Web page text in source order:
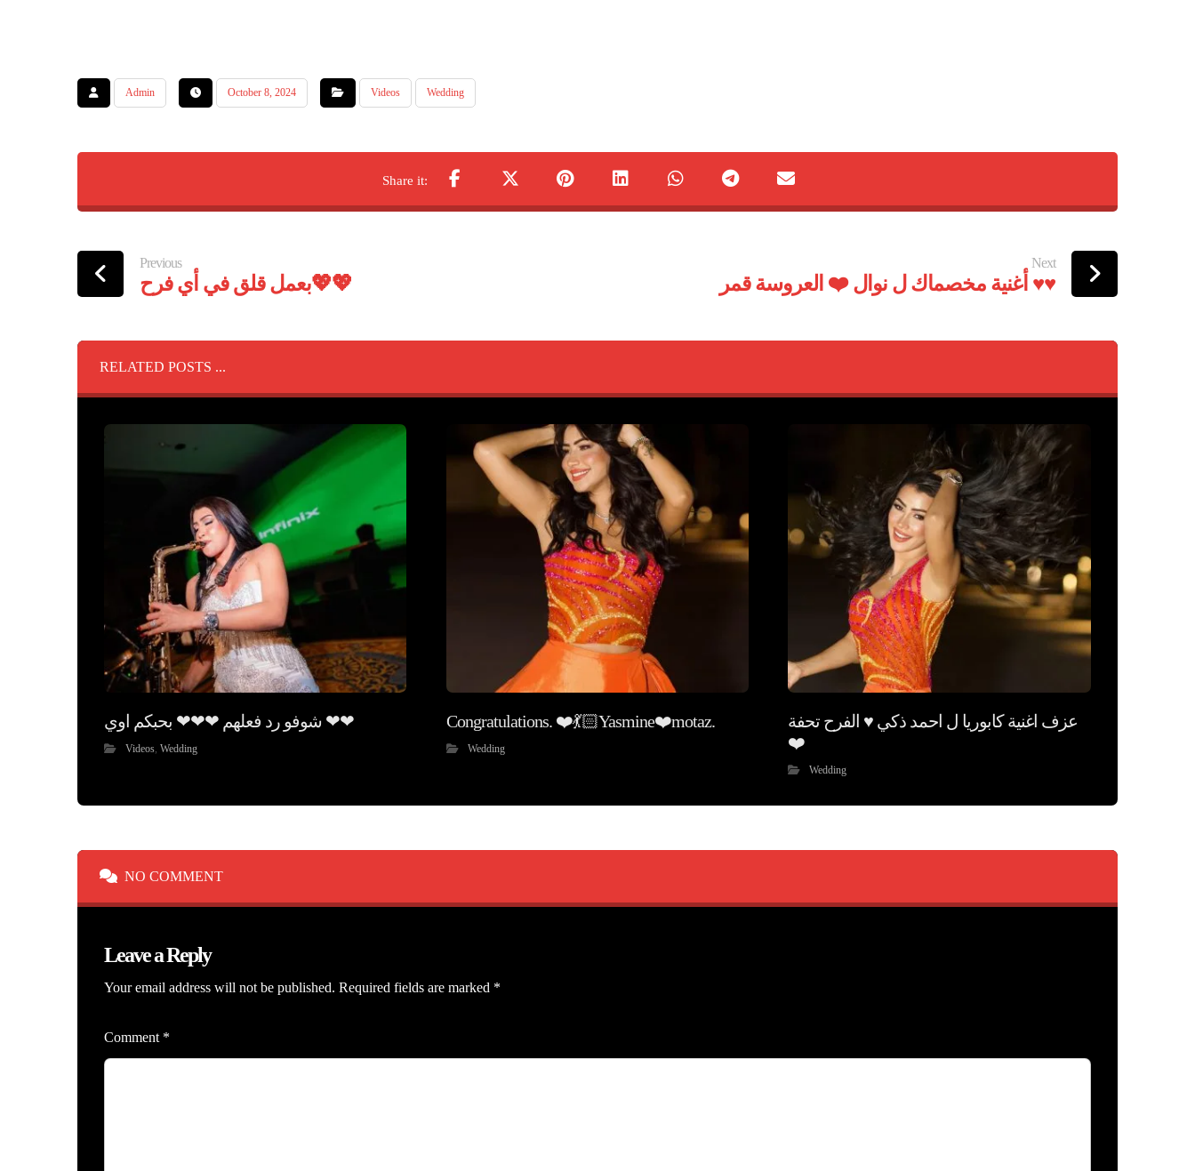
Admin October 8, 2024 Videos Wedding
Previous
بعمل قلق في أي فرح💖💖
Next
أغنية مخصماك ل نوال ❤️ العروسة قمر ♥️♥️
RELATED POSTS ...
شوفو رد فعلهم ❤❤❤ بحبكم اوي ❤❤
Videos, Wedding
Congratulations. ❤️💃🏻Yasmine❤️motaz.
Wedding
عزف اغنية كابوريا ل احمد ذكي ♥️ الفرح تحفة
❤️
Wedding
NO COMMENT
Leave a Reply
Your email address will not be published. Required fields are marked *
Comment *